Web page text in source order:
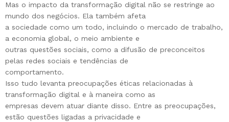
Mas o impacto da transformação digital não se restringe ao
mundo dos negócios. Ela também afeta
a sociedade como um todo, incluindo o mercado de trabalho,
a economia global, o meio ambiente e
outras questões sociais, como a difusão de preconceitos
pelas redes sociais e tendências de
comportamento.
Isso tudo levanta preocupações éticas relacionadas à
transformação digital e à maneira como as
empresas devem atuar diante disso. Entre as preocupações,
estão questões ligadas a privacidade e